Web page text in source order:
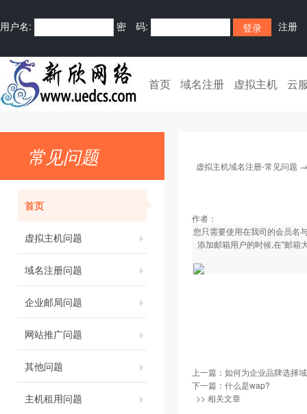
用户名: 密 码: 注册
首页 域名注册 虚拟主机 云
常见问题
首页
虚拟主机问题
域名注册问题
企业邮局问题
网站推广问题
其他问题
主机租用问题
虚拟主机域名注册-常见问题
作者：
您只需要使用在我司的会员名
添加邮箱用户的时候,在"邮箱
上一篇： 如何为企业品牌选择
下一篇： 什么是wap?
>> 相关文章